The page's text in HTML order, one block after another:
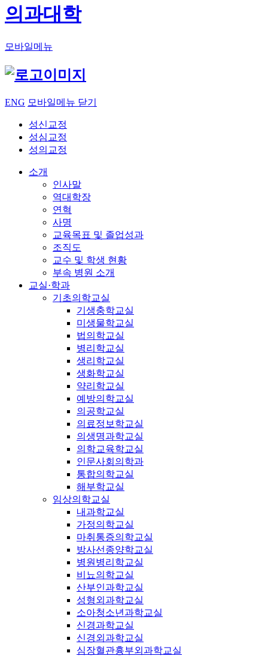
의과대학
모바일메뉴
ENG 모바일메뉴 닫기
성신교정
성심교정
성의교정
소개
인사말
역대학장
연혁
사명
교육목표 및 졸업성과
조직도
교수 및 학생 현황
부속 병원 소개
교실·학과
기초의학교실
기생충학교실
미생물학교실
법의학교실
병리학교실
생리학교실
생화학교실
약리학교실
예방의학교실
의공학교실
의료정보학교실
의생명과학교실
의학교육학교실
인문사회의학과
통합의학교실
해부학교실
임상의학교실
내과학교실
가정의학교실
마취통증의학교실
방사선종양학교실
병원병리학교실
비뇨의학교실
산부인과학교실
성형외과학교실
소아청소년과학교실
신경과학교실
신경외과학교실
심장혈관흉부외과학교실